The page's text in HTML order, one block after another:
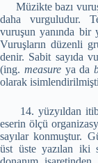
Müzikte bazı
daha vurguludur.
vuruşun yanında bir
Vuruşların düzenli
denir. Sabit sayıda
(ing. measure ya da
olarak
14. yüzyıldan
eserin ölçü
sayılar konmuştur.
üst üste yazılan iki